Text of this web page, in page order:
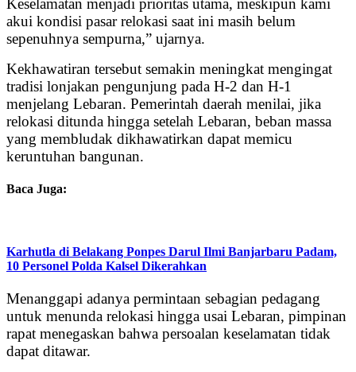
Keselamatan menjadi prioritas utama, meskipun kami
akui kondisi pasar relokasi saat ini masih belum
sepenuhnya sempurna,” ujarnya.
Kekhawatiran tersebut semakin meningkat mengingat
tradisi lonjakan pengunjung pada H-2 dan H-1
menjelang Lebaran. Pemerintah daerah menilai, jika
relokasi ditunda hingga setelah Lebaran, beban massa
yang membludak dikhawatirkan dapat memicu
keruntuhan bangunan.
Baca Juga:
Karhutla di Belakang Ponpes Darul Ilmi Banjarbaru Padam,
10 Personel Polda Kalsel Dikerahkan
Menanggapi adanya permintaan sebagian pedagang
untuk menunda relokasi hingga usai Lebaran, pimpinan
rapat menegaskan bahwa persoalan keselamatan tidak
dapat ditawar.